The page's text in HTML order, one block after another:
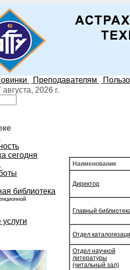
Преподавателям
2026 г.
сегодня
библиотека
Наименование
Директор
Главный
Отдел
Отдел научной
литературы
(читальный зал)